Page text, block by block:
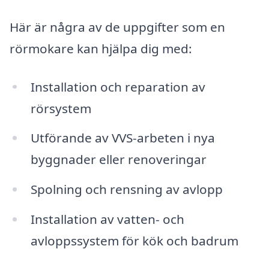
Här är några av de uppgifter som en
rörmokare kan hjälpa dig med:
Installation och reparation av
rörsystem
Utförande av VVS-arbeten i nya
byggnader eller renoveringar
Spolning och rensning av avlopp
Installation av vatten- och
avloppssystem för kök och badrum